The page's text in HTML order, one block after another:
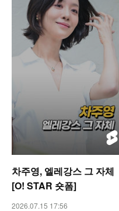
차주영, 엘레강스 그 자체
[O! STAR 숏폼]
2026.07.15 17:56